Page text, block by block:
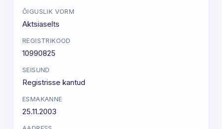
ÕIGUSLIK VORM
Aktsiaselts
REGISTRIKOOD
10990825
SEISUND
Registrisse kantud
ESMAKANNE
25.11.2003